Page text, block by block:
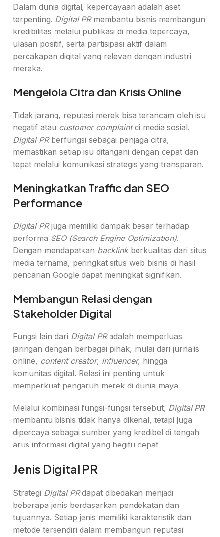
Dalam dunia digital, kepercayaan adalah aset
terpenting. Digital PRmembantu bisnis membangun
kredibilitas melalui publikasi di media tepercaya,
ulasan positif, serta partisipasi aktif dalam
percakapan digital yang relevan dengan industri
mereka.
Mengelola Citra dan Krisis Online
Tidak jarang, reputasi merek bisa terancam oleh isu
negatif atau customer complaintdi media sosial.
Digital PRberfungsi sebagai penjaga citra,
memastikan setiap isu ditangani dengan cepat dan
tepat melalui komunikasi strategis yang transparan.
Meningkatkan Traffic dan SEO
Performance
Digital PRjuga memiliki dampak besar terhadap
performa SEO (Search Engine Optimization).
Dengan mendapatkan backlinkberkualitas dari situs
media ternama, peringkat situs web bisnis di hasil
pencarian Google dapat meningkat signifikan.
Membangun Relasi dengan
Stakeholder Digital
Fungsi lain dari Digital PRadalah memperluas
jaringan dengan berbagai pihak, mulai dari jurnalis
online, content creator, influencer, hingga
komunitas digital. Relasi ini penting untuk
memperkuat pengaruh merek di dunia maya.
Melalui kombinasi fungsi-fungsi tersebut, Digital PR
membantu bisnis tidak hanya dikenal, tetapi juga
dipercaya sebagai sumber yang kredibel di tengah
arus informasi digital yang begitu cepat.
Jenis Digital PR
Strategi Digital PRdapat dibedakan menjadi
beberapa jenis berdasarkan pendekatan dan
tujuannya. Setiap jenis memiliki karakteristik dan
metode tersendiri dalam membangun reputasi